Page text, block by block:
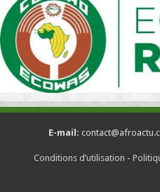
E-mail:
Conditions d’utilisation -